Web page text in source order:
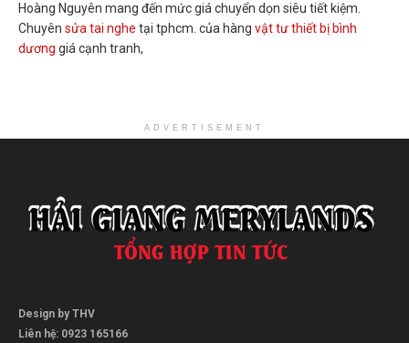
Hoàng Nguyên mang đến mức giá chuyển dọn siêu tiết kiệm.
Chuyên sửa tai nghe tại tphcm. của hàng vật tư thiết bị bình
dương giá cạnh tranh,
ADVERTISEMENT
Design by THV
Liên hệ: 0923 165166